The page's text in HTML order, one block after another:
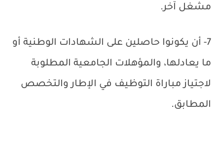
مشغل آخر.
7- أن يكونوا حاصلين على الشهادات الوطنية أو
ما يعادلها، والمؤهلات الجامعية المطلوبة
لاجتياز مباراة التوظيف في الإطار والتخصص
المطابق.